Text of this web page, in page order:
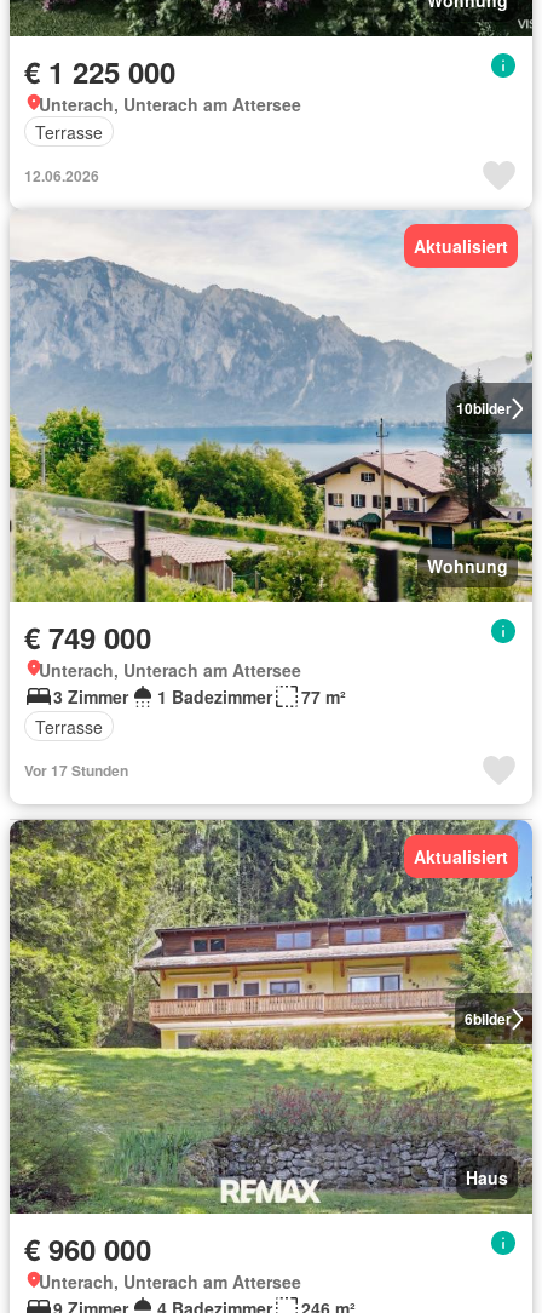
€ 1 225 000
Unterach, Unterach am Attersee
Terrasse
12.06.2026
10bilder
Aktualisiert
Wohnung
€ 749 000
Unterach, Unterach am Attersee
3 Zimmer
1 Badezimmer
77 m²
Terrasse
Vor 17 Stunden
6bilder
Aktualisiert
Haus
€ 960 000
Unterach, Unterach am Attersee
9 Zimmer
4 Badezimmer 246 m²